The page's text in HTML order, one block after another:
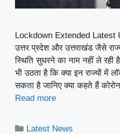
Lockdown Extended Latest
उत्तर प्रदेश और उत्तराखंड जैसे
स्थिति सुधरने का नाम नहीं ले रही
भी उठता है कि क्या इन राज्यों में
सकता है जानिए क्या कहते हैं
Read more
Categories
Latest News